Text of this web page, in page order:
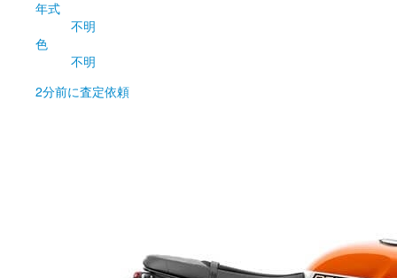
年式
不明
色
不明
2分前に査定依頼